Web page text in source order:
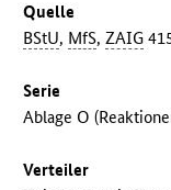
Quelle
BStU, MfS,ZAIG
Serie
Ablage O
Verteiler